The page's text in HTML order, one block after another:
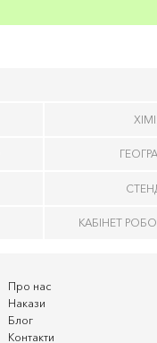
КАБІНЕТ
Про нас
Накази
Блог
Контакти